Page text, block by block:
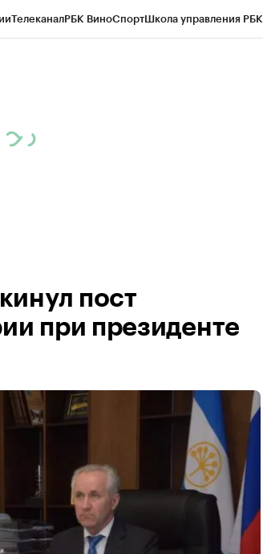
ТелеканалРБК ВиноСпортШкола управления РБК
пост
при президенте